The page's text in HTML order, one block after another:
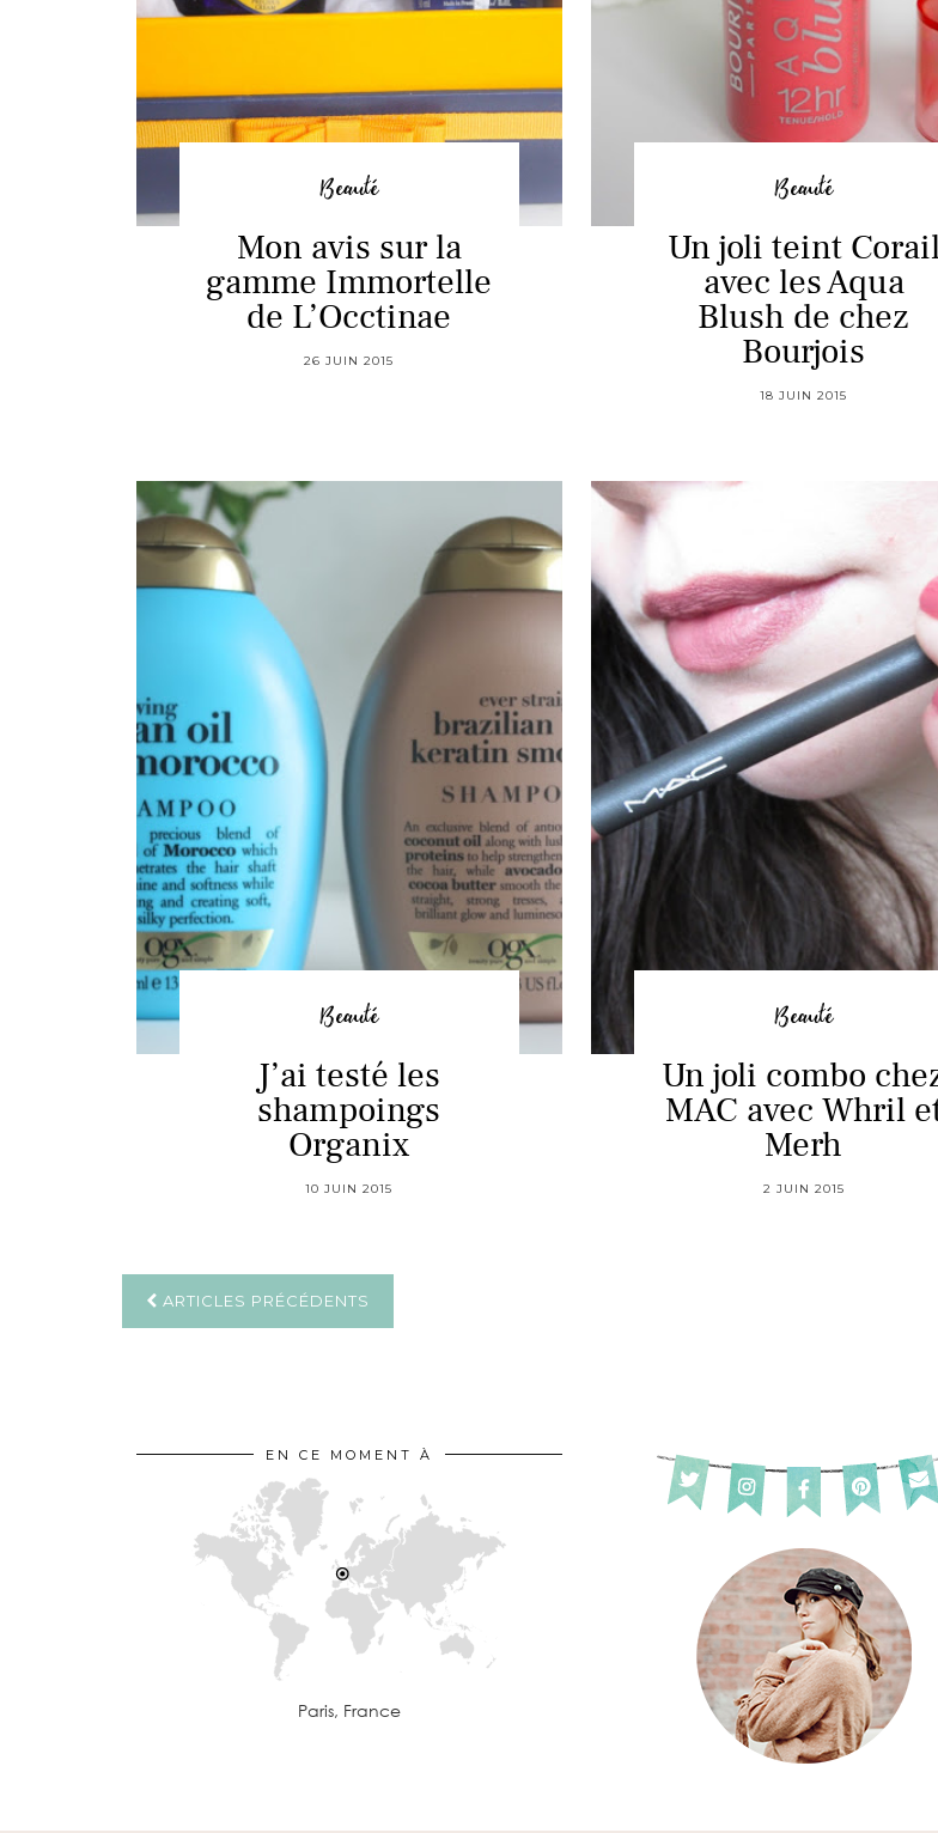
Beauté
Mon avis sur la
gamme Immortelle
de L’Occtinae
26 JUIN 2015
Beauté
Un joli teint
avec les Aqua
Blush de chez
Bourjois
18 JUIN 2015
Beauté
J’ai testé les
shampoings
Organix
10 JUIN 2015
Beauté
Un joli combo
MAC avec Whril
Merh
2 JUIN 2015
ARTICLES PRÉCÉDENTS
EN CE MOMENT À
Paris, France